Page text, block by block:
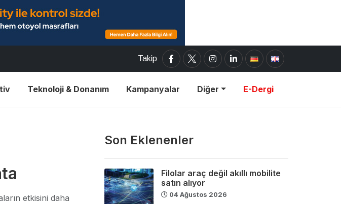
Takip
Teknoloji & Donanım Kampanyalar Diğer E-Dergi
etkisini daha
Son Eklenenler
Filolar araç değil akıllı mobilite
satın alıyor
04 Ağustos 2026